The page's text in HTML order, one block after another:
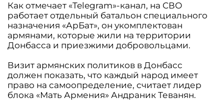
Как отмечает «Telegram»-канал, на СВО
работает отдельный батальон специального
назначения «АрБат», он укомплектован
армянами, которые жили на территории
Донбасса и приезжими добровольцами.
Визит армянских политиков в Донбасс
должен показать, что каждый народ имеет
право на самоопределение, считает лидер
блока «Мать Армения» Андраник Теванян.